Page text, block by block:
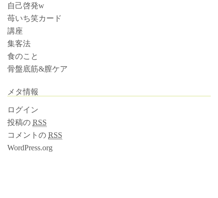
自己啓発w
苺いち笑カード
講座
集客法
食のこと
骨盤底筋&膣ケア
メタ情報
ログイン
投稿の RSS
コメントの RSS
WordPress.org